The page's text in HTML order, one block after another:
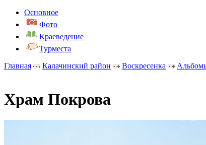
Основное
Фото
Краеведение
Турместа
Главная
Калачинский район Воскресенка
Храм Покрова